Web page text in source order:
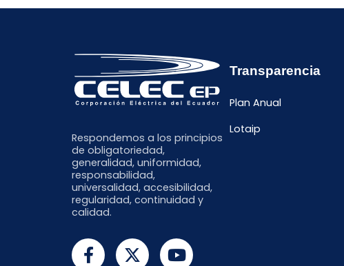
Respondemos a los principios
de obligatoriedad,
generalidad, uniformidad,
responsabilidad,
universalidad, accesibilidad,
regularidad, continuidad y
calidad.
Transparencia
Plan Anual
Lotaip